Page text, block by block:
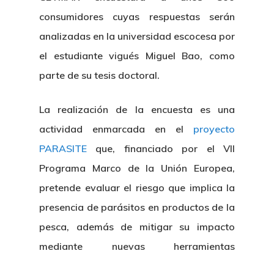
consumidores cuyas respuestas serán
analizadas en la universidad escocesa por
el estudiante vigués Miguel Bao, como
parte de su tesis doctoral.
La realización de la encuesta es una
actividad enmarcada en el proyecto
PARASITE que, financiado por el VII
Programa Marco de la Unión Europea,
pretende evaluar el riesgo que implica la
presencia de parásitos en productos de la
pesca, además de mitigar su impacto
mediante nuevas herramientas